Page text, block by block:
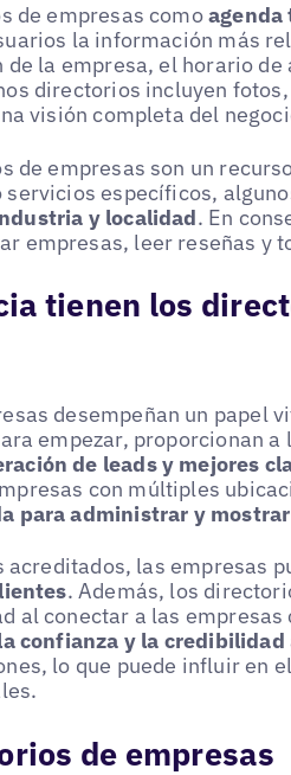
de empresas como
la información más
la empresa, el horario de
directorios incluyen
visión completa del
de empresas son un
servicios específicos,
y localidad. En
empresas, leer reseñas y
tienen los
desempeñan un papel
empezar, proporcionan a
de leads y mejores
con múltiples
para administrar y
las empresas
. Además, los
al conectar a las
confianza y la credibilidad
lo que puede influir en
de empresas